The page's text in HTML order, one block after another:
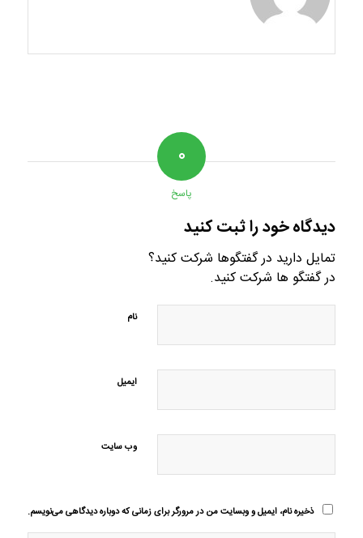
۰
پاسخ
دیدگاه خود را ثبت کنید
تمایل دارید در گفتگوها شرکت کنید؟
در گفتگو ها شرکت کنید.
نام
ایمیل
وب‌ سایت
ذخیره نام، ایمیل و وبسایت من در مرورگر برای زمانی که دوباره دیدگاهی می‌نویسم.